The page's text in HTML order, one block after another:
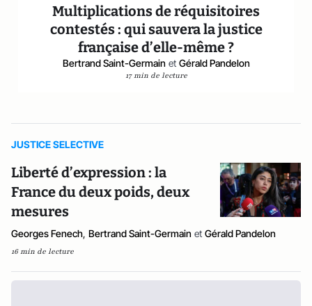
Multiplications de réquisitoires
contestés : qui sauvera la justice
française d’elle-même ?
Bertrand Saint-Germain et Gérald Pandelon
17 min de lecture
JUSTICE SELECTIVE
Liberté d’expression : la
France du deux poids, deux
mesures
Georges Fenech, Bertrand Saint-Germain et Gérald Pandelon
16 min de lecture